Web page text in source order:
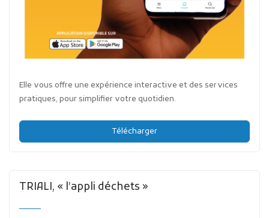
Elle vous offre une expérience interactive et des services
pratiques, pour simplifier votre quotidien.
Télécharger
TRIALI, « l’appli déchets »